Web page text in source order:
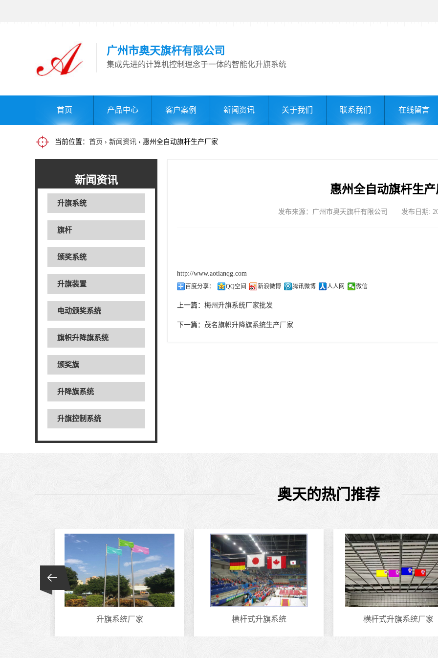
广州市奥天旗杆有限公司
集成先进的计算机控制理念于一体的智能化升旗系统
首页 产品中心 客户案例 新闻资讯 关于我们 联系我们 在线留言
当前位置： 首页 › 新闻资讯 › 惠州全自动旗杆生产厂家
新闻资讯
升旗系统
旗杆
颁奖系统
升旗装置
电动颁奖系统
旗帜升降旗系统
颁奖旗
升降旗系统
升旗控制系统
惠州全自动旗杆生
发布来源：广州市奥天旗杆有限公司 发布日期:
http://www.aotianqg.com
百度分享： QQ空间 新浪微博 腾讯微博 人人网 微信
上一篇： 梅州升旗系统厂家批发
下一篇： 茂名旗帜升降旗系统生产厂家
奥天的热门推荐
升旗系统厂家 横杆式升旗系统 横杆式升旗系统厂家